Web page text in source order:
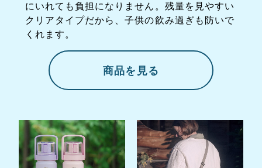
にいれても負担になりません。残量を見やすい
クリアタイプだから、子供の飲み過ぎも防いで
くれます。
商品を見る